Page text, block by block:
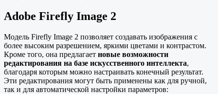
Adobe Firefly Image 2
Модель Firefly Image 2 позволяет создавать изображения с
более высоким разрешением, яркими цветами и контрастом.
Кроме того, она предлагает новые возможности
редактирования на базе искусственного интеллекта,
благодаря которым можно настраивать конечный результат.
Эти редактирования могут быть применены как для ручной,
так и для автоматической настройки параметров: